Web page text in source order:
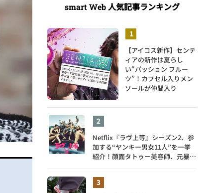
smart Web人気記事ランキング
【アイコス新作】センテ
ィアの新作は夏らし
い“パッション フルー
ツ”！カプセル入りメン
ソールが仲間入り
Netflix『ラヴ上等』シーズン2、参
加する“ヤンキー男女11人”を一挙
紹介！顔面タトゥー美容師、元暴走